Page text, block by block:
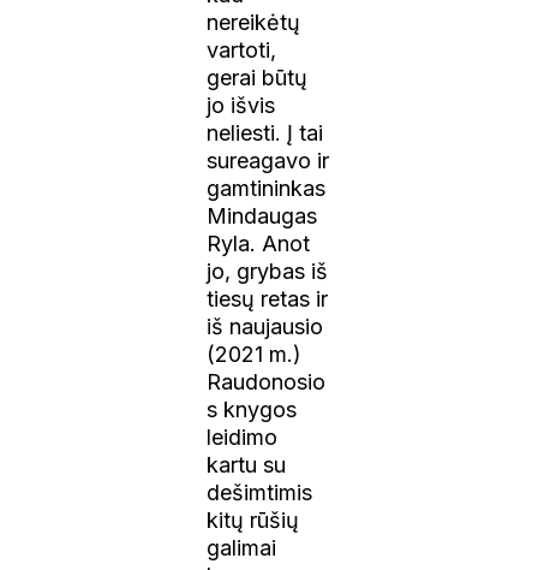
nereikėtų
vartoti,
gerai būtų
jo išvis
neliesti. Į tai
sureagavo ir
gamtininkas
Mindaugas
Ryla. Anot
jo, grybas iš
tiesų retas ir
iš naujausio
(2021 m.)
Raudonosio
s knygos
leidimo
kartu su
dešimtimis
kitų rūšių
galimai